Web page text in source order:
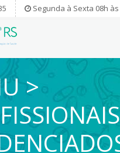
Segunda à Sexta 08h às
>